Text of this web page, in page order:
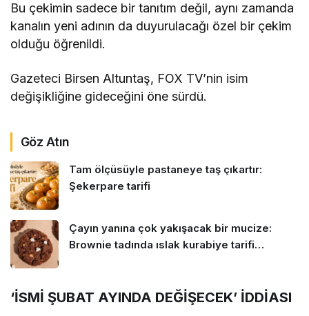
Bu çekimin sadece bir tanıtım değil, aynı zamanda
kanalın yeni adının da duyurulacağı özel bir çekim
olduğu öğrenildi.
Gazeteci Birsen Altuntaş, FOX TV’nin isim
değişikliğine gideceğini öne sürdü.
Göz Atın
Tam ölçüsüyle pastaneye taş çıkartır:
Şekerpare tarifi
Çayın yanına çok yakışacak bir mucize:
Brownie tadında ıslak kurabiye tarifi…
‘İSMİ ŞUBAT AYINDA DEĞİŞECEK’ İDDİASI